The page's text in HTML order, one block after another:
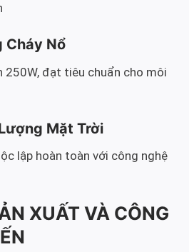
Cháy Nổ
250W, đạt tiêu chuẩn cho môi
Mặt Trời
lập hoàn toàn với công nghệ
XUẤT VÀ CÔNG